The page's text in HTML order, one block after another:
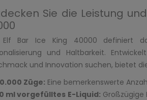
Sie die Leistung
Elf Bar Ice King 40000 definiert
und Haltbarkeit.
und Innovation suchen, bietet
Züge: Eine bemerkenswerte
ml vorgefülltes E-Liquid: